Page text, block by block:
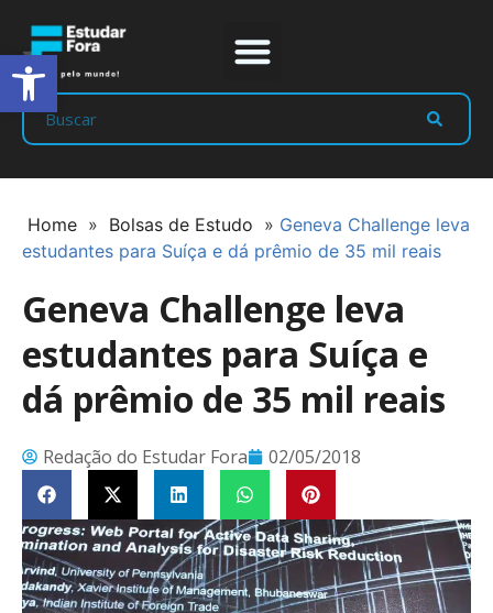
Home » Bolsas de Estudo » Geneva Challenge leva
estudantes para Suíça e dá prêmio de 35 mil reais
Geneva Challenge leva
estudantes para Suíça e
dá prêmio de 35 mil reais
Redação do Estudar Fora 02/05/2018
Abrir a barra de ferramentas